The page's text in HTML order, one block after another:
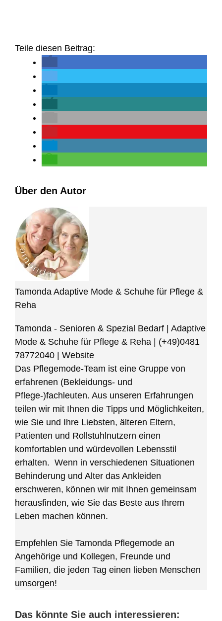
Teile diesen Beitrag:
Über den Autor
Tamonda Adaptive Mode & Schuhe für Pflege &
Reha
Tamonda - Senioren & Spezial Bedarf | Adaptive
Mode & Schuhe für Pflege & Reha
(+49)0481
78772040
Website
Das Pflegemode-Team ist eine Gruppe von
erfahrenen (Bekleidungs- und
Pflege-)fachleuten. Aus unseren Erfahrungen
teilen wir mit Ihnen die Tipps und Möglichkeiten,
wie Sie und Ihre Liebsten, älteren Eltern,
Patienten und Rollstuhlnutzern einen
komfortablen und würdevollen Lebensstil
erhalten. Wenn in verschiedenen Situationen
Behinderung und Alter das Ankleiden
erschweren, können wir mit Ihnen gemeinsam
herausfinden, wie Sie das Beste aus Ihrem
Leben machen können.
Empfehlen Sie Tamonda Pflegemode an
Angehörige und Kollegen, Freunde und
Familien, die jeden Tag einen lieben Menschen
umsorgen!
Das könnte Sie auch interessieren: